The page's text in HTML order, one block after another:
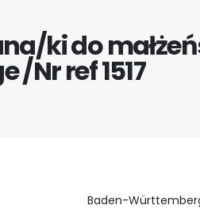
ki do
/Nr ref 1517
Baden-